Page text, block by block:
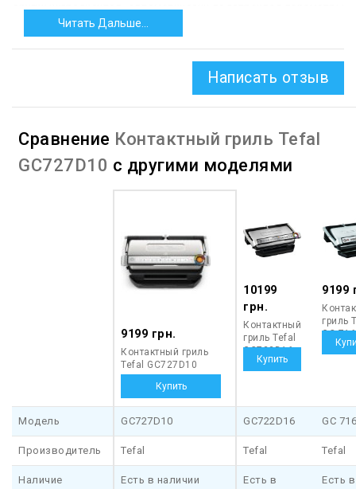
других ингредиентов, автоматически подстраивая параметры
электрогриля для достижения идеального результата.
Пластины с антипригарным покрытием формата XL (40x20 см)
Они расположены под небольшим углом, что способствует
эффективному стеканию жира в съемный поддон.
Производитель предусмотрел все особенности домашнего
минимальная для безопасной готовки на кухне без вытяжки.
Съемные пластины легко очищаются в посудомоечной
машине. Для любителей еды на гриле предусмотрено
фирменное приложение для смартфона, где можно найти
Читать Дальше...
Написать отзыв
Сравнение Контактный гриль Tefal
GC727D10 с другими моделями
9199 грн.
Контактный гриль
Tefal GC727D10
10199
грн.
Контактный
гриль Tefal
GC722D16
9199
гриль
GC
Модель GC727D10 GC722D16 GC
Производитель Tefal Tefal Tefal
Наличие Есть в наличии
Есть в
Есть в